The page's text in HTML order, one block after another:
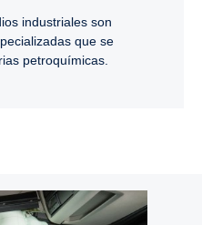
industriales son
que se
petroquímicas.